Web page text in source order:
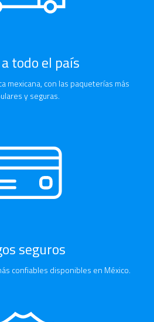
todo el país
mexicana, con las paqueterías más
y seguras.
seguros
confiables disponibles en México.